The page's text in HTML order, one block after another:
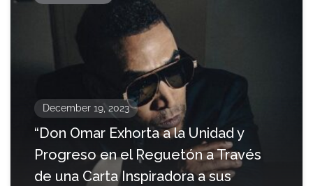
December 19, 2023
“Don Omar Exhorta a la Unidad y
Progreso en el Reguetón a Través
de una Carta Inspiradora a sus